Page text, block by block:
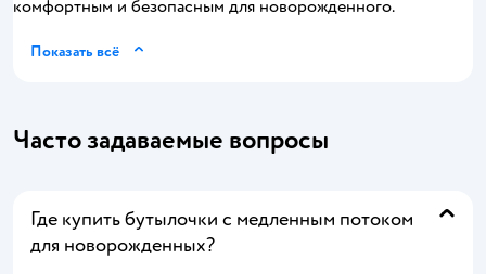
комфортным и безопасным для новорожденного.
Показать всё
Часто задаваемые вопросы
Где купить бутылочки с медленным потоком
для новорожденных?